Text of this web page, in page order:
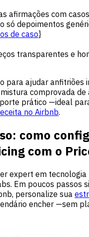
afirmações com
só depoimentos
de caso}
transparentes e
para ajudar anfitriões
comprovada de
prático —ideal
no Airbnb.
como
com o
expert em
Em poucos passos
personalize sua
encher —sem